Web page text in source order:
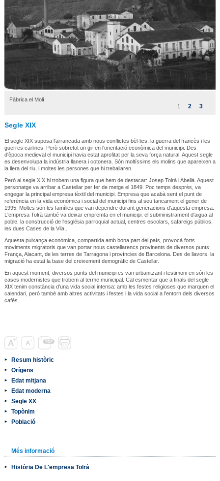
Fàbrica el Molí
1
2 3
Segle XIX
El segle XIX suposa l'arrancada amb nous conflictes bèl·lics: la guerra del francès i les
guerres carlines. Però sobretot un gir en l'orientació econòmica del municipi. Des
d'època medieval el municipi havia estat aprofitat per la seva força natural. Aquest segle
es desenvolupa la indústria llanera i cotonera. Són moltíssims els molins que apareixen a
la llera del riu, i moltes les persones que hi treballaren.
Però al segle XIX hi trobem una figura que hem de destacar: Josep Tolrà i Abellà. Aquest
personatge va arribar a Castellar per fer de metge el 1849. Poc temps desprès, va
engegar la principal empresa tèxtil del municipi. Empresa que acabà sent el punt de
referència en la vida econòmica i social del municipi fins al seu tancament el gener de
1995. Moltes són les famílies que van dependre durant generacions d'aquesta empresa.
L'empresa Tolrà també va deixar empremta en el municipi: el subministrament d'aigua al
poble, la construcció de l'església parroquial actual, centres escolars, safareigs públics,
les dues Cases de la Vila...
Aquesta puixança econòmica, compartida amb bona part del país, provocà forts
moviments migratoris que van portar nous castellarencs provinents de diversos punts:
França, Alacant, de les terres de Tarragona i províncies de Barcelona. Des de llavors, la
migració ha estat la base del creixement demogràfic de Castellar.
En aquest moment, diversos punts del municipi es van urbanitzant i testimoni en són les
cases modernistes que trobem al terme municipal. Cal esmentar que a finals del segle
XIX tenim constància d'una vida social intensa: amb les festes religioses que marquen el
calendari, però també amb altres activitats i festes i la vida social a l'entorn dels diversos
cafès.
Resum històric
Orígens
Edat mitjana
Edat moderna
Segle XX
Topònim
Població
Més informació
Història De L'empresa Tolrà